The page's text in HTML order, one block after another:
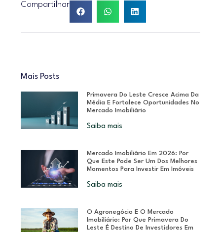
Compartilhar
Mais Posts
Primavera Do Leste Cresce Acima Da
Média E Fortalece Oportunidades No
Mercado Imobiliário
Saiba mais
Mercado Imobiliário Em 2026: Por
Que Este Pode Ser Um Dos Melhores
Momentos Para Investir Em Imóveis
Saiba mais
O Agronegócio E O Mercado
Imobiliário: Por Que Primavera Do
Leste É Destino De Investidores Em